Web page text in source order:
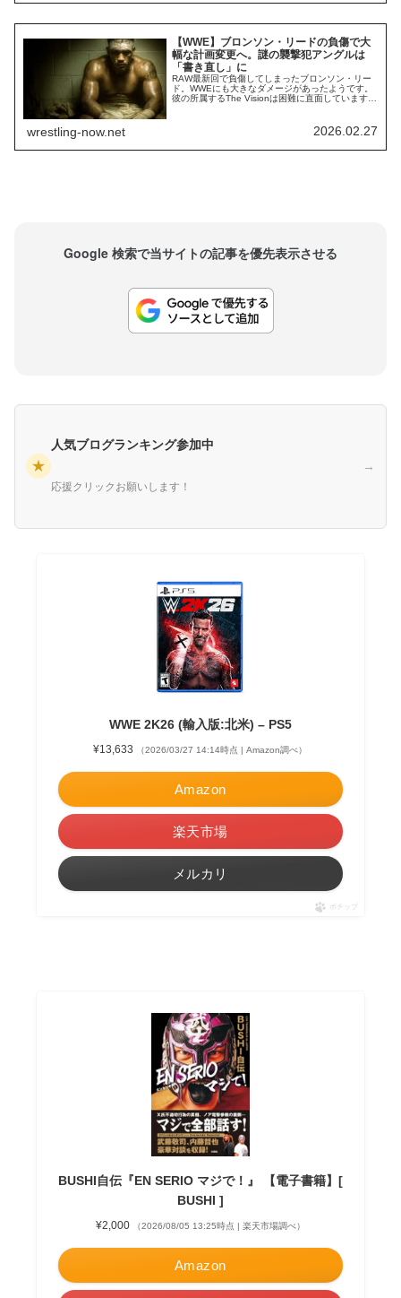
【WWE】ブロンソン・リードの負傷で大
幅な計画変更へ。謎の襲撃犯アングルは
「書き直し」に
RAW最新回で負傷してしまったブロンソン・リー
ド。WWEにも大きなダメージがあったようです。
彼の所属するThe Visionは困難に直面しています。
ーのブロン・ブレイカーとリードが負傷離脱。レ
ッスルマニア42出場が危ぶまれています。Fightful
wrestling-now.net 2026.02.27
Google 検索で当サイトの記事を優先表示させる
★
人気ブログランキング参加中
応援クリックお願いします！
→
WWE 2K26 (輸入版:北米) – PS5
¥13,633 （2026/03/27 14:14時点 | Amazon調べ）
Amazon
楽天市場
メルカリ
ポチップ
BUSHI自伝『EN SERIO マジで！』 【電子書籍】[
BUSHI ]
¥2,000 （2026/08/05 13:25時点 | 楽天市場調べ）
Amazon